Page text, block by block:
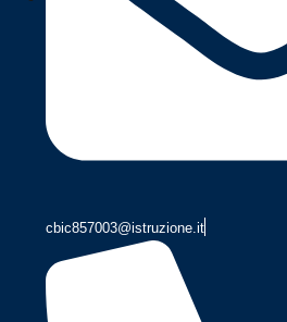
cbic857003@istruzione.it